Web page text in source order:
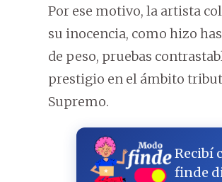
Por ese motivo, la artista
su inocencia, como hizo
de peso, pruebas
prestigio en el ámbito
Supremo.
Recibí
finde